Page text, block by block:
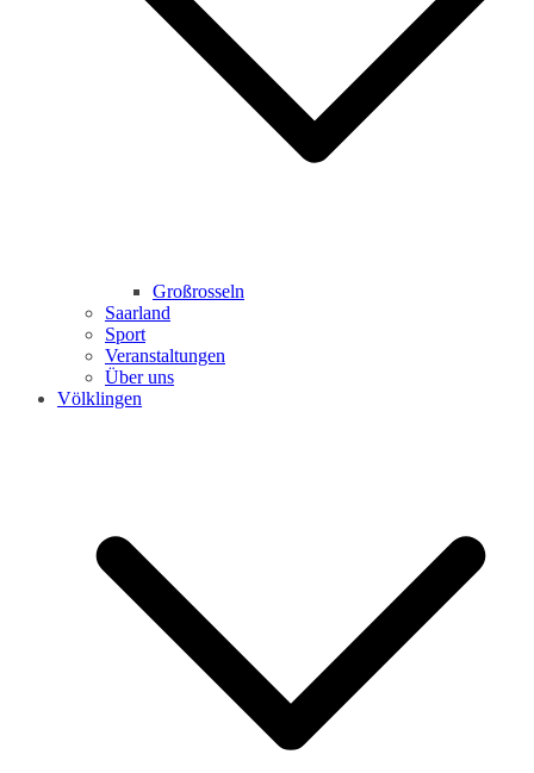
Großrosseln
Saarland
Sport
Veranstaltungen
Über uns
Völklingen